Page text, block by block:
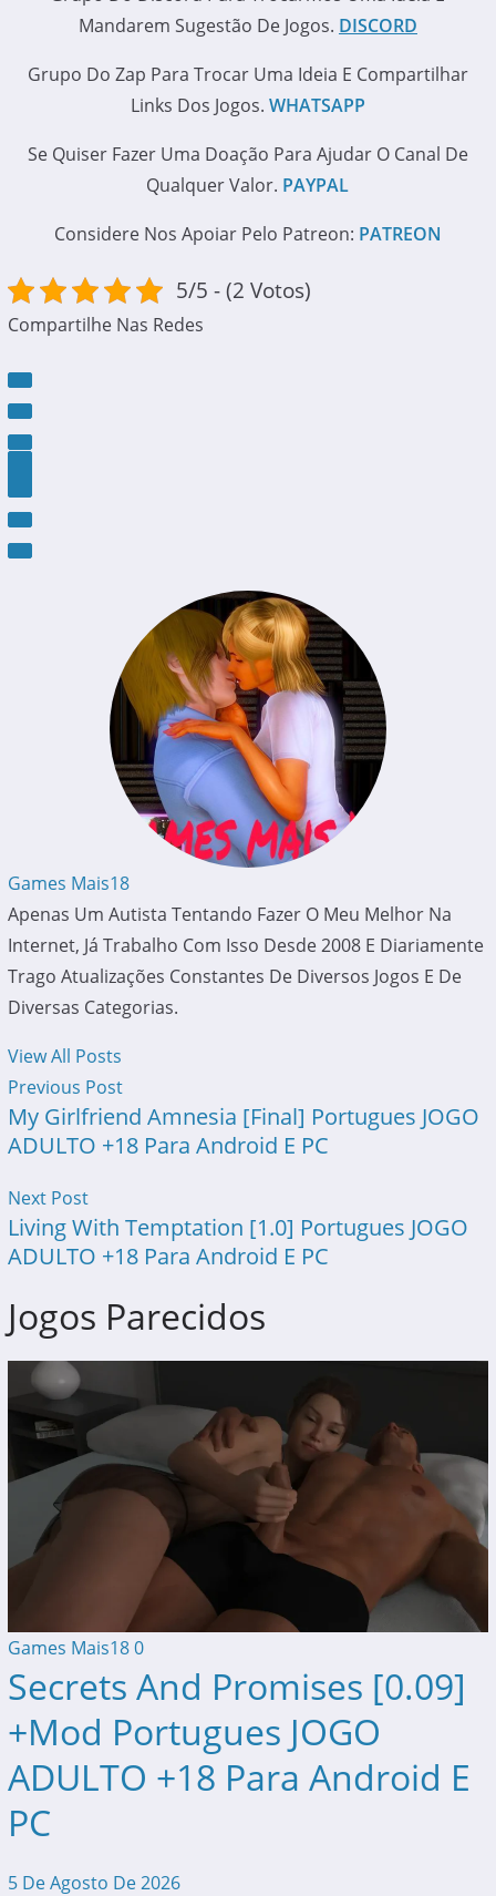
Mandarem Sugestão De Jogos. DISCORD
Grupo Do Zap Para Trocar Uma Ideia E Compartilhar
Links Dos Jogos. WHATSAPP
Se Quiser Fazer Uma Doação Para Ajudar O Canal De
Qualquer Valor. PAYPAL
Considere Nos Apoiar Pelo Patreon: PATREON
5/5 - (2 Votos)
Compartilhe Nas Redes
Games Mais18
Apenas Um Autista Tentando Fazer O Meu Melhor Na
Internet, Já Trabalho Com Isso Desde 2008 E Diariamente
Trago Atualizações Constantes De Diversos Jogos E De
Diversas Categorias.
View All Posts
Previous Post
My Girlfriend Amnesia [Final] Portugues JOGO
ADULTO +18 Para Android E PC
Next Post
Living With Temptation [1.0] Portugues JOGO
ADULTO +18 Para Android E PC
Jogos Parecidos
Games Mais180
Secrets And Promises [0.09]
+Mod Portugues JOGO
ADULTO +18 Para Android E
PC
5 De Agosto De 2026